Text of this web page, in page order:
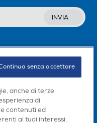
INVIA
anche di terze
di
contenuti ed
ai tuoi interessi,
senza accettare